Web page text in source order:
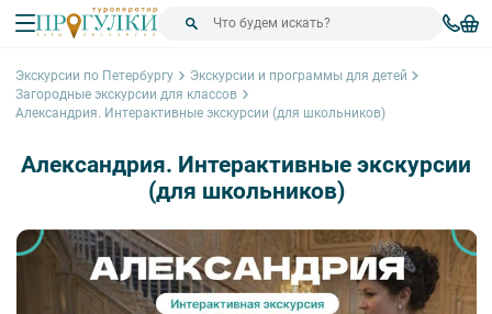
Экскурсии по Петербургу
Экскурсии и программы для детей
Загородные экскурсии для классов
Александрия. Интерактивные экскурсии (для школьников)
Александрия. Интерактивные экскурсии
(для школьников)